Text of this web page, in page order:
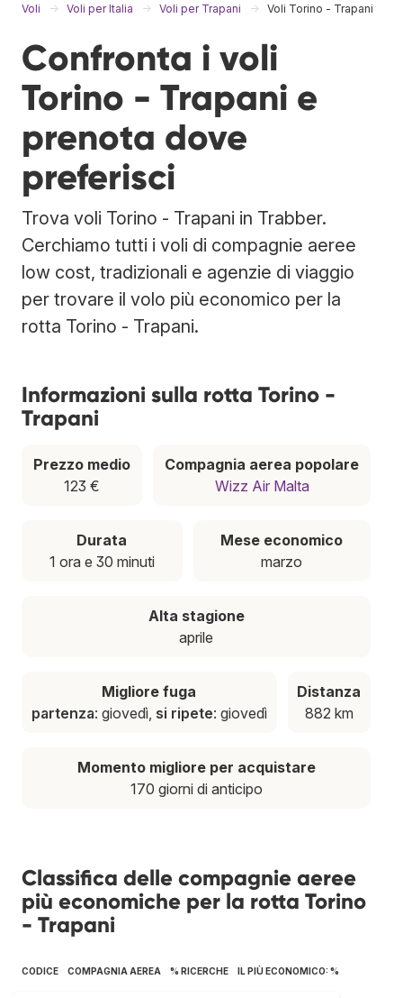
Voli Voli per Italia Voli per Trapani Voli Torino - Trapani
Confronta i voli
Torino - Trapani e
prenota dove
preferisci
Trova voli Torino - Trapani in Trabber.
Cerchiamo tutti i voli di compagnie aeree
low cost, tradizionali e agenzie di viaggio
per trovare il volo più economico per la
rotta Torino - Trapani.
Informazioni sulla rotta Torino -
Trapani
Prezzo medio
123 €
Compagnia aerea popolare
Wizz Air Malta
Durata
1 ora e 30 minuti
Mese economico
marzo
Alta stagione
aprile
Migliore fuga
partenza: giovedì, si ripete: giovedì
Distanza
882 km
Momento migliore per acquistare
170 giorni di anticipo
Classifica delle compagnie aeree
più economiche per la rotta Torino
- Trapani
CODICE COMPAGNIA AEREA % RICERCHE IL PIÙ ECONOMICO: %